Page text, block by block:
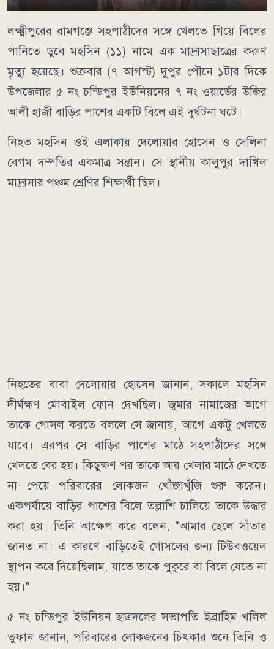
লক্ষ্মীপুরের রামগঞ্জে সহপাঠীদের সঙ্গে খেলতে গিয়ে বিলের
পানিতে ডুবে মহসিন (১১) নামে এক মাদ্রাসাছাত্রের করুণ
মৃত্যু হয়েছে। শুক্রবার (৭ আগস্ট) দুপুর পৌনে ১টার দিকে
উপজেলার ৫ নং চন্ডিপুর ইউনিয়নের ৭ নং ওয়ার্ডের উজির
আলী হাজী বাড়ির পাশের একটি বিলে এই দুর্ঘটনা ঘটে।
নিহত মহসিন ওই এলাকার দেলোয়ার হোসেন ও সেলিনা
বেগম দম্পতির একমাত্র সন্তান। সে স্থানীয় কালুপুর দাখিল
মাদ্রাসার পঞ্চম শ্রেণির শিক্ষার্থী ছিল।
নিহতের বাবা দেলোয়ার হোসেন জানান, সকালে মহসিন
দীর্ঘক্ষণ মোবাইল ফোন দেখছিল। জুমার নামাজের আগে
তাকে গোসল করতে বললে সে জানায়, আগে একটু খেলতে
যাবে। এরপর সে বাড়ির পাশের মাঠে সহপাঠীদের সঙ্গে
খেলতে বের হয়। কিছুক্ষণ পর তাকে আর খেলার মাঠে দেখতে
না পেয়ে পরিবারের লোকজন খোঁজাখুঁজি শুরু করেন।
একপর্যায়ে বাড়ির পাশের বিলে তল্লাশি চালিয়ে তাকে উদ্ধার
করা হয়। তিনি আক্ষেপ করে বলেন, "আমার ছেলে সাঁতার
জানত না। এ কারণে বাড়িতেই গোসলের জন্য টিউবওয়েল
স্থাপন করে দিয়েছিলাম, যাতে তাকে পুকুরে বা বিলে যেতে না
হয়।"
৫ নং চন্ডিপুর ইউনিয়ন ছাত্রদলের সভাপতি ইব্রাহিম খলিল
তুফান জানান, পরিবারের লোকজনের চিৎকার শুনে তিনি ও